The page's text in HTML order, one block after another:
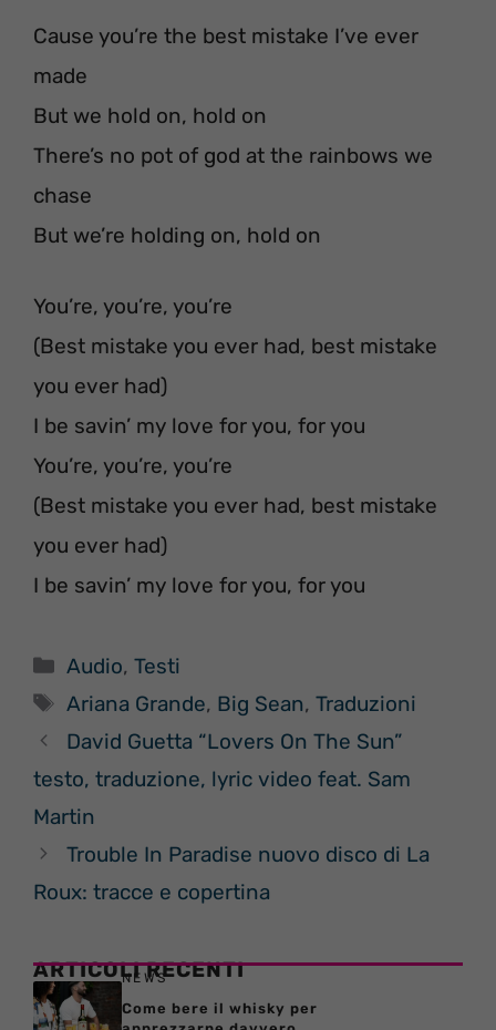
Cause you’re the best mistake I’ve ever
made
But we hold on, hold on
There’s no pot of god at the rainbows we
chase
But we’re holding on, hold on
You’re, you’re, you’re
(Best mistake you ever had, best mistake
you ever had)
I be savin’ my love for you, for you
You’re, you’re, you’re
(Best mistake you ever had, best mistake
you ever had)
I be savin’ my love for you, for you
Categorie
Audio,Testi
Tag
Ariana Grande, Big Sean,Traduzioni
David Guetta “Lovers On The Sun”
testo, traduzione, lyric video feat. Sam
Martin
Trouble In Paradise nuovo disco di La
Roux: tracce e copertina
ARTICOLI RECENTI
NEWS
Come bere il whisky per